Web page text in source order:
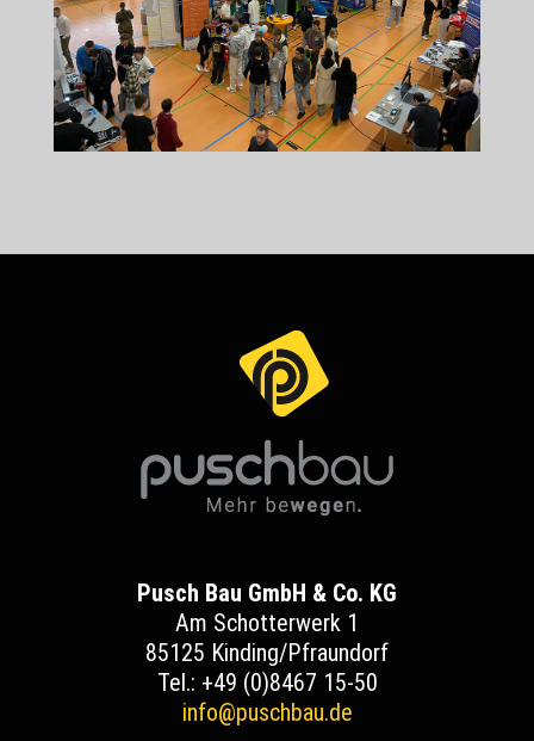
Pusch Bau GmbH & Co. KG
Am Schotterwerk 1
85125 Kinding/Pfraundorf
Tel.: +49 (0)8467 15-50
info@puschbau.de